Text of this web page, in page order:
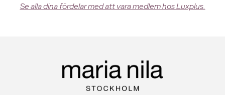
Se alla dina fördelar med att vara medlem hos Luxplus.